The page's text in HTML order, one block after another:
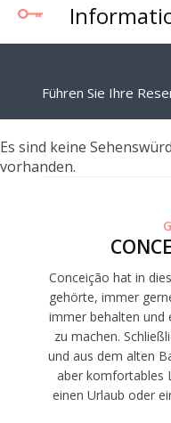
Führen Sie Ihre
Es sind keine
vorhanden.
Conceição hat in
gehörte, immer
immer behalten und
zu machen.
und aus dem alten
aber komfortables
einen Urlaub oder